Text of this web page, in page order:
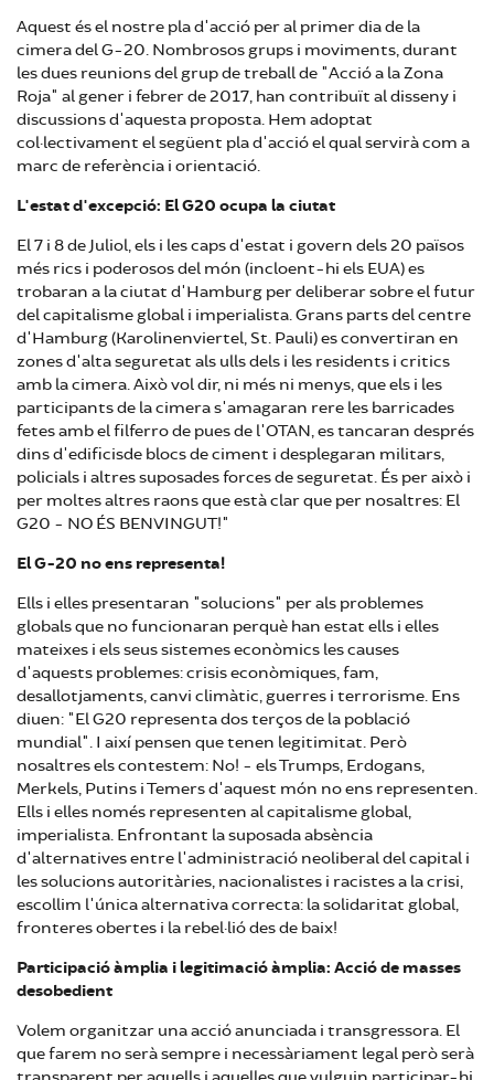
Aquest és el nostre pla d'acció per al primer dia de la
cimera del G-20. Nombrosos grups i moviments, durant
les dues reunions del grup de treball de "Acció a la Zona
Roja" al gener i febrer de 2017, han contribuït al disseny i
discussions d'aquesta proposta. Hem adoptat
col·lectivament el següent pla d'acció el qual servirà com a
marc de referència i orientació.
L'estat d'excepció: El G20 ocupa la ciutat
El 7 i 8 de Juliol, els i les caps d'estat i govern dels 20 països
més rics i poderosos del món (incloent-hi els EUA) es
trobaran a la ciutat d'Hamburg per deliberar sobre el futur
del capitalisme global i imperialista. Grans parts del centre
d'Hamburg (Karolinenviertel, St. Pauli) es convertiran en
zones d'alta seguretat als ulls dels i les residents i critics
amb la cimera. Això vol dir, ni més ni menys, que els i les
participants de la cimera s'amagaran rere les barricades
fetes amb el filferro de pues de l'OTAN, es tancaran després
dins d'edificisde blocs de ciment i desplegaran militars,
policials i altres suposades forces de seguretat. És per això i
per moltes altres raons que està clar que per nosaltres: El
G20 - NO ÉS BENVINGUT!"
El G-20 no ens representa!
Ells i elles presentaran "solucions" per als problemes
globals que no funcionaran perquè han estat ells i elles
mateixes i els seus sistemes econòmics les causes
d'aquests problemes: crisis econòmiques, fam,
desallotjaments, canvi climàtic, guerres i terrorisme. Ens
diuen: "El G20 representa dos terços de la població
mundial". I així pensen que tenen legitimitat. Però
nosaltres els contestem: No! - els Trumps, Erdogans,
Merkels, Putins i Temers d'aquest món no ens representen.
Ells i elles només representen al capitalisme global,
imperialista. Enfrontant la suposada absència
d'alternatives entre l'administració neoliberal del capital i
les solucions autoritàries, nacionalistes i racistes a la crisi,
escollim l'única alternativa correcta: la solidaritat global,
fronteres obertes i la rebel·lió des de baix!
Participació àmplia i legitimació àmplia: Acció de masses
desobedient
Volem organitzar una acció anunciada i transgressora. El
que farem no serà sempre i necessàriament legal però serà